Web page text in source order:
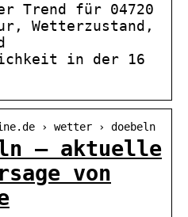
Trend für 04720
Wetterzustand,
in der 16
› wetter › doebeln
– aktuelle
von